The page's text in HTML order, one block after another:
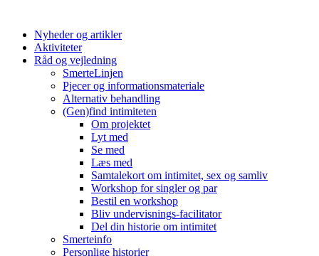
Nyheder og artikler
Aktiviteter
Råd og vejledning
SmerteLinjen
Pjecer og informationsmateriale
Alternativ behandling
(Gen)find intimiteten
Om projektet
Lyt med
Se med
Læs med
Samtalekort om intimitet, sex og samliv
Workshop for singler og par
Bestil en workshop
Bliv undervisnings-facilitator
Del din historie om intimitet
Smerteinfo
Personlige historier